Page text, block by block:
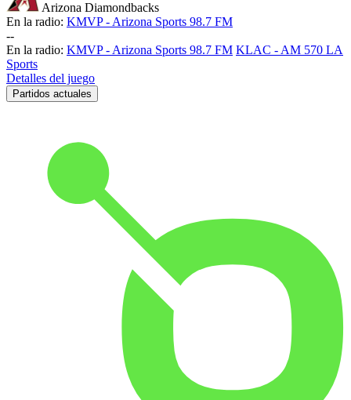
Arizona Diamondbacks
En la radio: KMVP - Arizona Sports 98.7 FM
--
En la radio: KMVP - Arizona Sports 98.7 FM KLAC - AM 570 LA
Sports
Detalles del juego
Partidos actuales